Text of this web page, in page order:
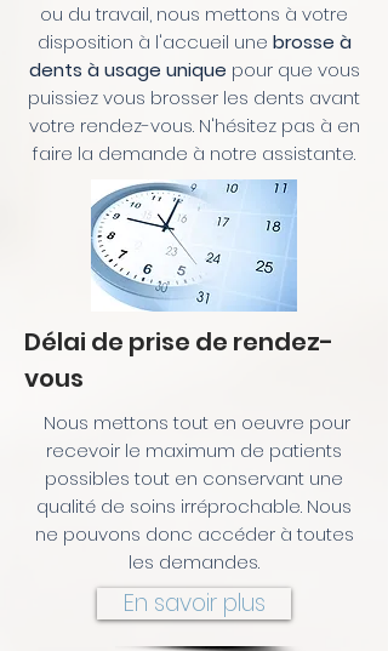
ou du travail, nous mettons à votre
disposition à l'accueil une brosse à
dents à usage unique pour que vous
puissiez vous brosser les dents avant
votre rendez-vous. N'hésitez pas à en
faire la demande à notre assistante.
Délai de prise de rendez-
vous
Nous mettons tout en oeuvre pour
recevoir le maximum de patients
possibles tout en conservant une
qualité de soins irréprochable. Nous
ne pouvons donc accéder à toutes
les demandes.
En savoir plus